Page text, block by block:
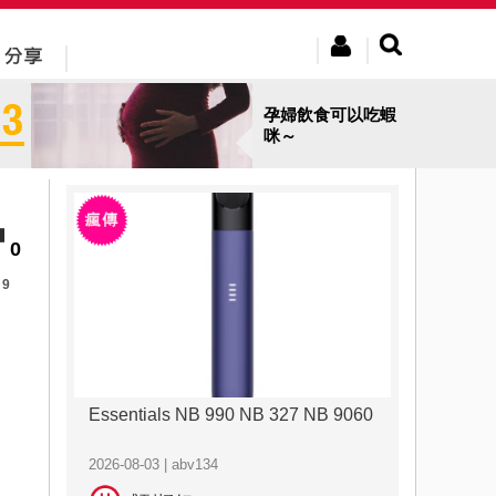
孕婦飲食可以吃蝦
咪～
0
9
Essentials NB 990 NB 327 NB 9060
2026-08-03 | abv134